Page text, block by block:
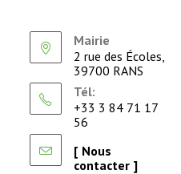
Mairie
2 rue des Écoles,
39700 RANS
Tél:
+33 3 84 71 17
56
[ Nous
contacter ]